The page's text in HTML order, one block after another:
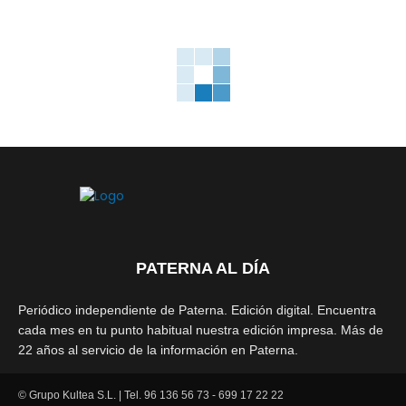
PATERNA AL DÍA
Periódico independiente de Paterna. Edición digital. Encuentra
cada mes en tu punto habitual nuestra edición impresa. Más de
22 años al servicio de la información en Paterna.
© Grupo Kultea S.L. | Tel. 96 136 56 73 - 699 17 22 22